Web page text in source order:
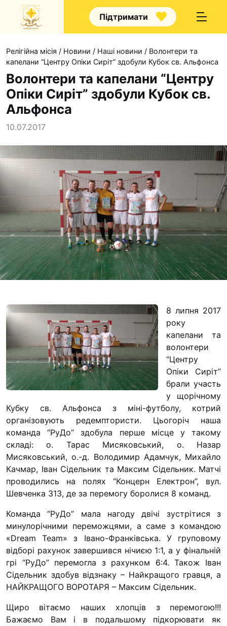
Підтримати
Про нас
Наші напрямки
Наш покровитель
Контакти
Проекти
Футбольна команда
Кулінарний гурток
Іконописна школа
“Капеланчики”
Одна церква – одна
одна родина
Чемпіонат з міні-
“КОПА”
Як допомогти
Ми помолимося
З рук в руки
Підтримати сім’ю
Юричко
“#Усинови_ТИ”
Законодавство
Контакти
(096) 749 79 80
procopecj@gmail.com
Релігійна місія / Новини / Наші новини / Волонтери та
капелани “Центру Опіки Сиріт” здобули Кубок св. Альфонса
Волонтери та капелани “Центру
Опіки Сиріт” здобули Кубок св.
Альфонса
10.07.2017
8 липня 2017
року
капелани та
волонтери
“Центру
Опіки Сиріт”
брали участь
у щорічному
Кубку св. Альфонса з міні-футболу, котрий
організовують редемптористи. Цьогоріч наша
команда “РуДо” здобула перше місце у такому
складі: о. Тарас Мисяковський, о. Назар
Мисяковський, о.-д. Володимир Адамчук, Михайло
Качмар, Іван Сідельник та Максим Сідельник. Матчі
проводились на полях “Концерн Електрон”, вул.
Шевченка 313, де за перемогу боролися 8 команд.
Команда “РуДо” мала нагоду двічі зустрітися з
минулорічними переможцями, а саме з командою
«Dream Team» з Івано-Франківська. У груповому
відборі рахунок завершився нічиєю 1:1, а у фінальній
грі “РуДо” перемогла з рахунком 6:4. Також Іван
Сідельник здобув відзнаку – Найкращого гравця, а
НАЙКРАЩОГО ВОРОТАРЯ – Максим Сідельник.
Щиро вітаємо наших хлопців з перемогою!!!
Бажаємо Вам і в подальшому підкорювати як